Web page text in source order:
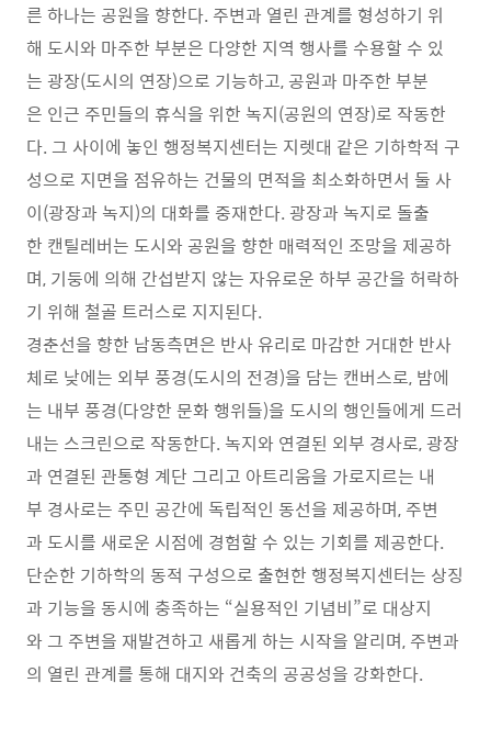
른 하나는 공원을 향한다. 주변과 열린 관계를 형성하기 위
해 도시와 마주한 부분은 다양한 지역 행사를 수용할 수 있
는 광장(도시의 연장)으로 기능하고, 공원과 마주한 부분
은 인근 주민들의 휴식을 위한 녹지(공원의 연장)로 작동한
다. 그 사이에 놓인 행정복지센터는 지렛대 같은 기하학적 구
성으로 지면을 점유하는 건물의 면적을 최소화하면서 둘 사
이(광장과 녹지)의 대화를 중재한다. 광장과 녹지로 돌출
한 캔틸레버는 도시와 공원을 향한 매력적인 조망을 제공하
며, 기둥에 의해 간섭받지 않는 자유로운 하부 공간을 허락하
기 위해 철골 트러스로 지지된다.
경춘선을 향한 남동측면은 반사 유리로 마감한 거대한 반사
체로 낮에는 외부 풍경(도시의 전경)을 담는 캔버스로, 밤에
는 내부 풍경(다양한 문화 행위들)을 도시의 행인들에게 드러
내는 스크린으로 작동한다. 녹지와 연결된 외부 경사로, 광장
과 연결된 관통형 계단 그리고 아트리움을 가로지르는 내
부 경사로는 주민 공간에 독립적인 동선을 제공하며, 주변
과 도시를 새로운 시점에 경험할 수 있는 기회를 제공한다.
단순한 기하학의 동적 구성으로 출현한 행정복지센터는 상징
과 기능을 동시에 충족하는 “실용적인 기념비”로 대상지
와 그 주변을 재발견하고 새롭게 하는 시작을 알리며, 주변과
의 열린 관계를 통해 대지와 건축의 공공성을 강화한다.